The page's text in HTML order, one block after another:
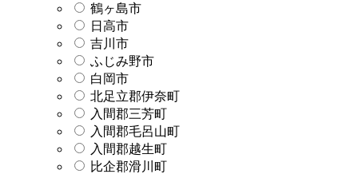
鶴ヶ島市
日高市
吉川市
ふじみ野市
白岡市
北足立郡伊奈町
入間郡三芳町
入間郡毛呂山町
入間郡越生町
比企郡滑川町